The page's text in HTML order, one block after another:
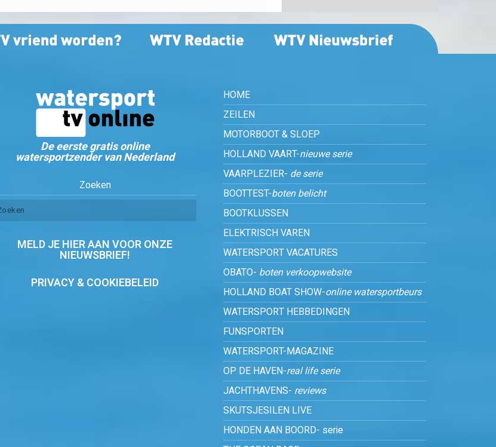
De eerste gratis online
watersportzender van Nederland
Zoeken
MELD JE HIER AAN VOOR ONZE
NIEUWSBRIEF!
PRIVACY & COOKIEBELEID
HOME
ZEILEN
MOTORBOOT & SLOEP
HOLLAND VAART-nieuwe serie
VAARPLEZIER- de serie
BOOTTEST-boten belicht
BOOTKLUSSEN
ELEKTRISCH VAREN
WATERSPORT VACATURES
OBATO- boten verkoopwebsite
HOLLAND BOAT SHOW-online watersportbeurs
WATERSPORT HEBBEDINGEN
FUNSPORTEN
WATERSPORT-MAGAZINE
OP DE HAVEN-real life serie
JACHTHAVENS- reviews
SKUTSJESILEN LIVE
HONDEN AAN BOORD- serie